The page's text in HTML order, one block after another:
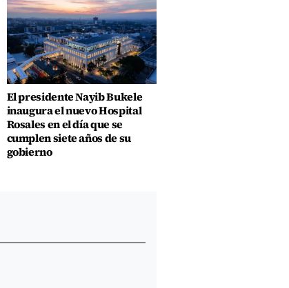
El presidente Nayib Bukele
inaugura el nuevo Hospital
Rosales en el día que se
cumplen siete años de su
gobierno